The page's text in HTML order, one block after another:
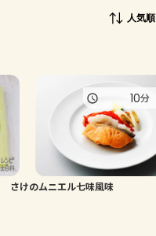
人気順
さけのムニエル七味風味
10分